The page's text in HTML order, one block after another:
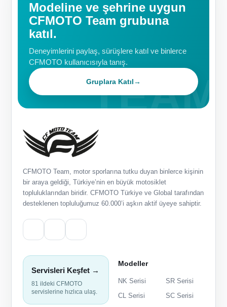
Modeline ve şehrine uygun
CFMOTO Team grubuna
katıl.
Deneyimlerini paylaş, sürüşlere katıl ve binlerce
CFMOTO kullanıcısıyla tanış.
Gruplara Katıl→
CFMOTO Team, motor sporlarına tutku duyan binlerce kişinin
bir araya geldiği, Türkiye’nin en büyük motosiklet
topluluklarından biridir. CFMOTO Türkiye ve Global tarafından
desteklenen topluluğumuz 60.000’i aşkın aktif üyeye sahiptir.
Servisleri Keşfet →
81 ildeki CFMOTO
servislerine hızlıca ulaş.
Modeller
NK Serisi
SR Serisi
CL Serisi
SC Serisi